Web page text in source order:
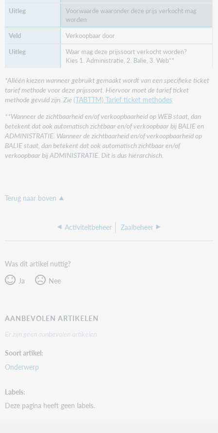
Voorwaarde waaronder deze prijs verkocht mag
worden
Verkoopbaar door
Waar mag deze prijssoort verkocht worden?
Kies 1. Administratie, 2. Balie, 3. Web**
*Alléén kiezen wanneer gebruikt gemaakt wordt van een specifieke ticket
tarief methode voor deze prijssoort. Hiervoor moet de tarief ticket
methode gevuld zijn. Zie(TABTTM) Tarief ticket methodes
**Wanneer de zichtbaarheid en/of verkoopbaarheid op WEB staat, dan
betekent dat ook automatisch zichtbaar en/of verkoopbaar bij BALIE en
ADMINISTRATIE. Wanneer de zichtbaarheid en/of verkoopbaarheid op
BALIE staat, dan betekent dat ook automatisch zichtbaar en/of
verkoopbaar bij ADMINISTRATIE. Dit is dus hiërarchisch.
Terug naar boven
Activiteitbeheer Zaalbeheer
Was dit artikel nuttig?
Ja
Nee
AANBEVOLEN ARTIKELEN
Er zijn geen aanbevolen artikelen
Soort artikel
Onderwerp
Labels
Deze pagina heeft geen labels.